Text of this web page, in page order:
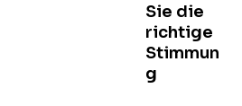
Sie die
richtige
Stimmun
g